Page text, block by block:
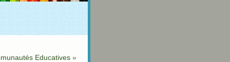
Educatives »